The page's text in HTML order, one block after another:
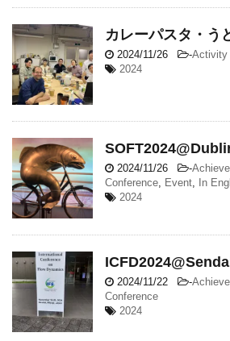
カレーパスタ・う
2024/11/26 -Activity
2024
2024/11/26 -
Conference, Event, In
2024
2024/11/22 -
Conference
2024